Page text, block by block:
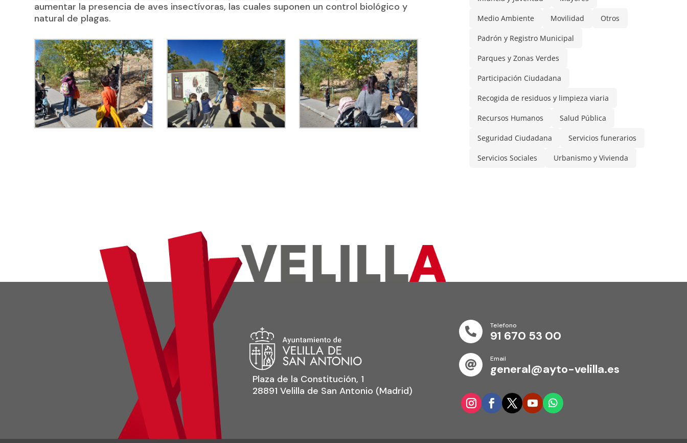
aumentar la presencia de aves insectívoras, las cuales suponen un control biológico y
natural de plagas.
Medio Ambiente Movilidad Otros
Padrón y Registro Municipal
Parques y Zonas Verdes
Participación Ciudadana
Recogida de residuos y limpieza viaria
Recursos Humanos Salud Pública
Seguridad Ciudadana Servicios funerarios
Servicios Sociales Urbanismo y Vivienda
Plaza de la Constitución, 1
28891 Velilla de San Antonio (Madrid)

Telefono
91 670 53 00

Email
general@ayto-velilla.es